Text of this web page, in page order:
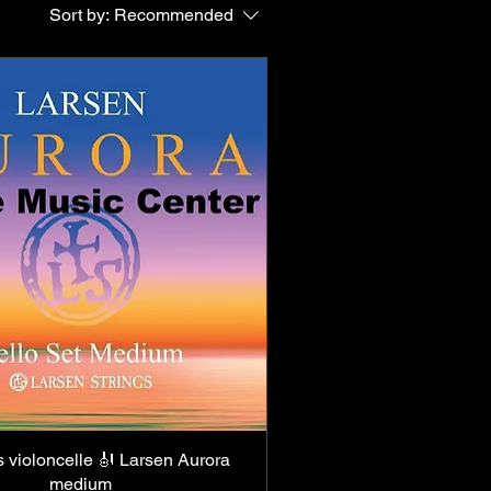
offrent une
store et
Sort by: Recommended
Quick View
violoncelle 🎻 Larsen Aurora
medium